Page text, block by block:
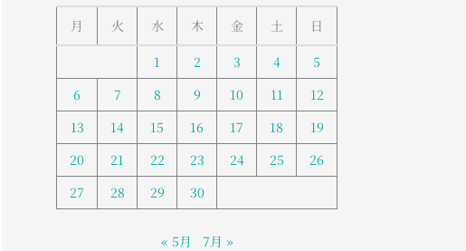
月 火 水 木 金 土
日
1
2 3 4
5
6
7 8 9 10 11
12
13
14 15 16 17 18
19
20
21 22 23 24 25
26
27
28 29 30
« 5月 7月 »